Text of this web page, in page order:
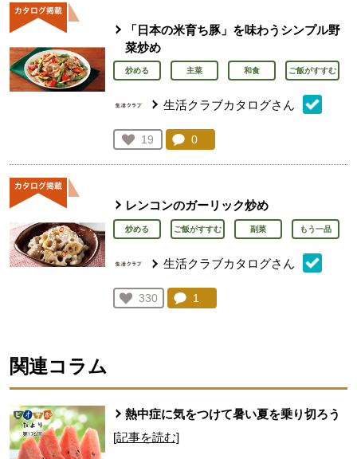
「日本の米育ち豚」を味わうシンプル野
菜炒め
炒める 主菜 和食 ご飯がすすむ
生活クラブカタログさん
お気に入り登録：
19
人が登録
コメント：
0
レンコンのガーリック炒め
炒める ご飯がすすむ 副菜 もう一品
生活クラブカタログさん
お気に入り登録：
330
人が登録
コメント：
1
関連コラム
熱中症に気をつけて暑い夏を乗り切ろう
[記事を読む]